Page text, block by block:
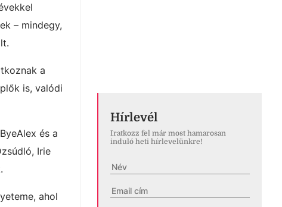
– mindegy,
a
is, valódi
és a
Irie
ahol
Hírlevél
Iratkozz fel már most hamarosan
induló heti hírlevelünkre!